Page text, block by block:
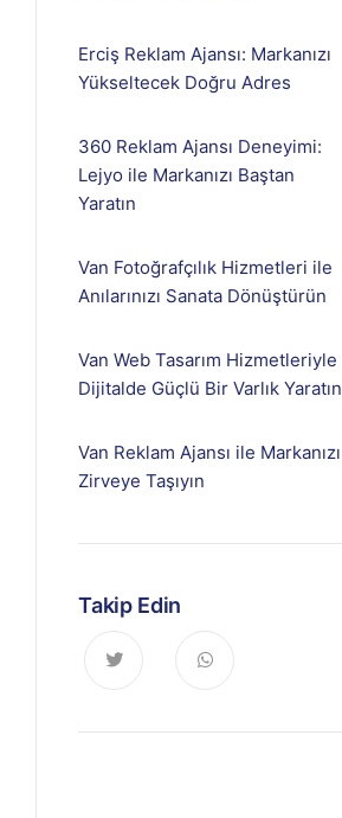
Erciş Reklam Ajansı: Markanızı
Yükseltecek Doğru Adres
360 Reklam Ajansı Deneyimi:
Lejyo ile Markanızı Baştan
Yaratın
Van Fotoğrafçılık Hizmetleri ile
Anılarınızı Sanata Dönüştürün
Van Web Tasarım Hizmetleriyle
Dijitalde Güçlü Bir Varlık Yaratın
Van Reklam Ajansı ile Markanızı
Zirveye Taşıyın
Takip Edin